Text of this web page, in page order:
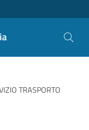
TRASPORTO